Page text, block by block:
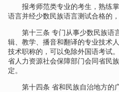
报考师范类专业的考生，熟练掌
语言并经少数民族语言测试合格的
第十三条 专门从事少数民族语
辑、教学、播音和翻译的专业技术
技术职称的，可以免除外国语考试
省人力资源社会保障部门会同省民
定。
第十四条 省和民族自治地方的